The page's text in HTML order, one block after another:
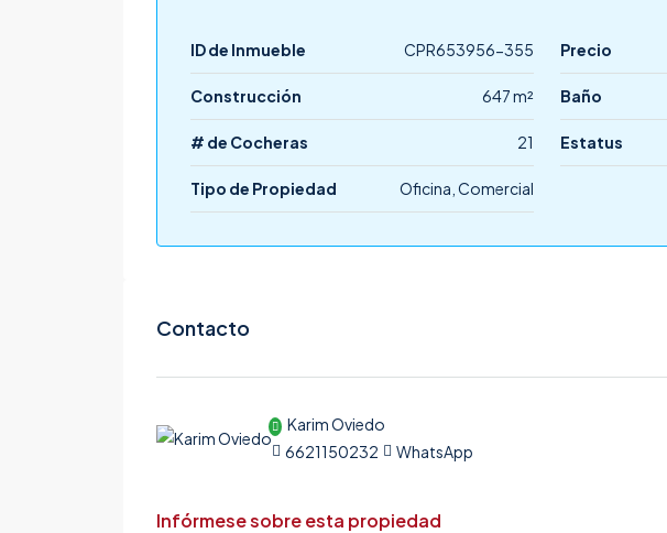
ID de Inmueble CPR653956-355 Precio
Construcción 647 m² Baño
# de Cocheras 21 Estatus
Tipo de Propiedad Oficina, Comercial
Contacto
Karim Oviedo
6621150232
WhatsApp
Infórmese sobre esta propiedad